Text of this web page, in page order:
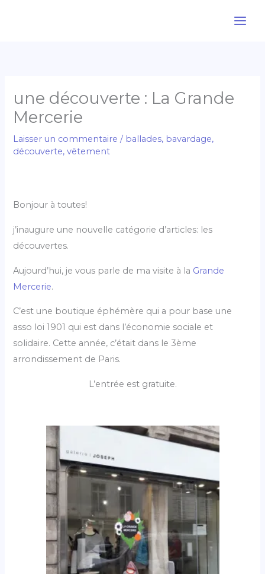
une découverte : La Grande
Mercerie
Laisser un commentaire / ballades, bavardage,
découverte,vêtement
Bonjour à toutes!
j’inaugure une nouvelle catégorie d’articles: les
découvertes.
Aujourd’hui, je vous parle de ma visite à la Grande
Mercerie.
C’est une boutique éphémère qui a pour base une
asso loi 1901 qui est dans l’économie sociale et
solidaire. Cette année, c’était dans le 3ème
arrondissement de Paris.
L’entrée est gratuite.